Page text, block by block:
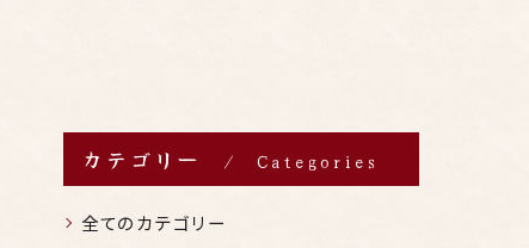
カテゴリー Categories
全てのカテゴリー